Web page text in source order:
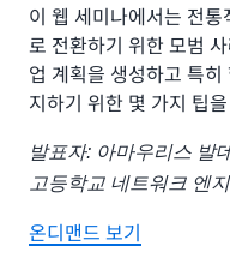
이 웹 세미나에서는 전
로 전환하기 위한 모범
업 계획을 생성하고 특
지하기 위한 몇 가지 팁
발표자: 아마우리스 발
고등학교 네트워크 엔
온디맨드 보기